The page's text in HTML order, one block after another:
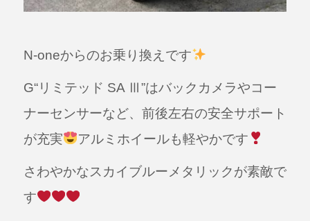
N-oneからのお乗り換えです
G“リミテッド SA Ⅲ”はバックカメラやコー
ナーセンサーなど、前後左右の安全サポート
が充実
アルミホイールも軽やかです
さわやかなスカイブルーメタリックが素敵で
す